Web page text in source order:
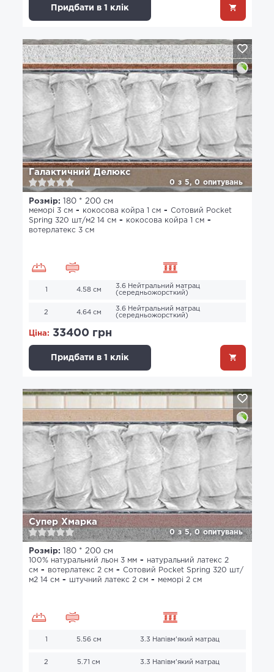
Придбати в 1 клік
Галактичний Делюкс
0 з 5, 0 опитувань
Розмір: 180 * 200 см
меморі 3 см
кокосова койра 1 см
Сотовий Pocket
Spring 320 шт/м2 14 см
кокосова койра 1 см
вотерлатекс 3 см
1 4.58 см
3.6 Нейтральний матрац
(середньожорсткий)
2 4.64 см
3.6 Нейтральний матрац
(середньожорсткий)
Ціна: 33400 грн
Придбати в 1 клік
Супер Хмарка
0 з 5, 0 опитувань
Розмір: 180 * 200 см
100% натуральний льон 3 мм
натуральний латекс 2
см
вотерлатекс 2 см
Сотовий Pocket Spring 320 шт/
м2 14 см
штучний латекс 2 см меморі 2 см
1 5.56 см 3.3 Напівм'який матрац
2 5.71 см 3.3 Напівм'який матрац